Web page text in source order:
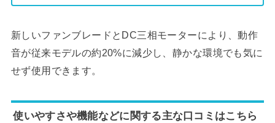
新しいファンブレードとDC三相モーターにより、動作
音が従来モデルの約20%に減少し、静かな環境でも気に
せず使用できます。
使いやすさや機能などに関する主な口コミはこちら